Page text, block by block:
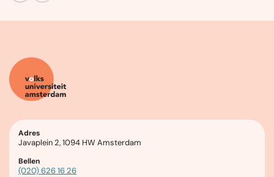
Adres
Javaplein 2, 1094 HW Amsterdam
Bellen
(020) 626 16 26